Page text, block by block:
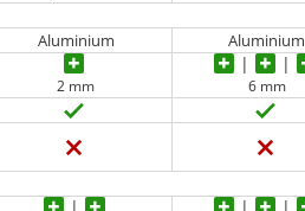
Aluminium Aluminium
2 mm 6 mm